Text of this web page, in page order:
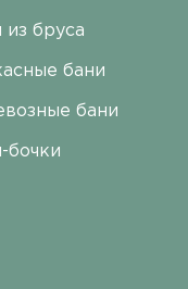
из бруса
бани
бани
бочки